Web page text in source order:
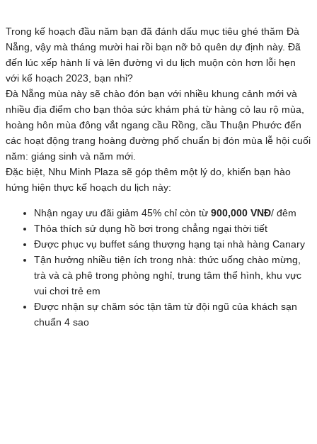
Trong kế hoạch đầu năm bạn đã đánh dấu mục tiêu ghé thăm Đà
Nẵng, vậy mà tháng mười hai rồi bạn nỡ bỏ quên dự định này. Đã
đến lúc xếp hành lí và lên đường vì du lịch muộn còn hơn lỗi hẹn
với kế hoạch 2023, bạn nhỉ?
Đà Nẵng mùa này sẽ chào đón bạn với nhiều khung cảnh mới và
nhiều địa điểm cho bạn thỏa sức khám phá từ hàng cỏ lau rộ mùa,
hoàng hôn mùa đông vắt ngang cầu Rồng, cầu Thuận Phước đến
các hoạt động trang hoàng đường phố chuẩn bị đón mùa lễ hội cuối
năm: giáng sinh và năm mới.
Đặc biệt, Nhu Minh Plaza sẽ góp thêm một lý do, khiến bạn hào
hứng hiện thực kế hoạch du lịch này:
Nhận ngay ưu đãi giảm 45% chỉ còn từ 900,000 VNĐ/ đêm
Thỏa thích sử dụng hồ bơi trong chẳng ngại thời tiết
Được phục vụ buffet sáng thượng hạng tại nhà hàng Canary
Tận hưởng nhiều tiện ích trong nhà: thức uống chào mừng,
trà và cà phê trong phòng nghỉ, trung tâm thể hình, khu vực
vui chơi trẻ em
Được nhận sự chăm sóc tận tâm từ đội ngũ của khách sạn
chuẩn 4 sao